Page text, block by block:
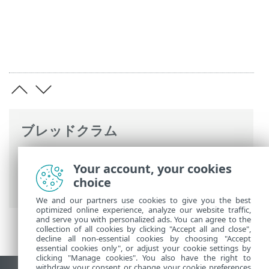
ブレッドクラム
Security >詳細設定>Detection engine>
クラウドベース保護
Your account, your cookies
choice
We and our partners use cookies to give you the best
optimized online experience, analyze our website traffic,
and serve you with personalized ads. You can agree to the
collection of all cookies by clicking "Accept all and close",
decline all non-essential cookies by choosing "Accept
essential cookies only", or adjust your cookie settings by
clicking "Manage cookies". You also have the right to